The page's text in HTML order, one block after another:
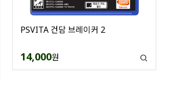
PSVITA 건담 브레이커 2
14,000원